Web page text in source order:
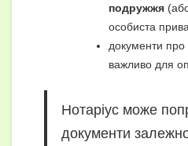
подружжя
особиста
документи про
важливо для
Нотаріус може
документи залежно